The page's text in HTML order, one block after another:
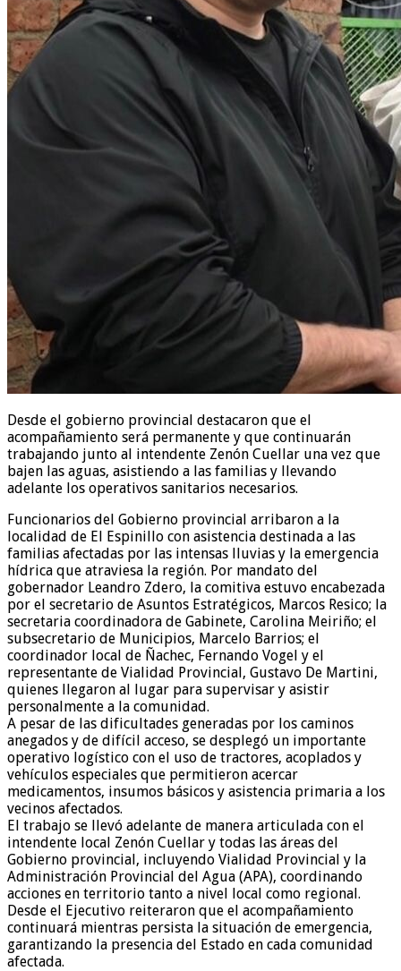
Desde el gobierno provincial destacaron que el
acompañamiento será permanente y que continuarán
trabajando junto al intendente Zenón Cuellar una vez que
bajen las aguas, asistiendo a las familias y llevando
adelante los operativos sanitarios necesarios.
Funcionarios del Gobierno provincial arribaron a la
localidad de El Espinillo con asistencia destinada a las
familias afectadas por las intensas lluvias y la emergencia
hídrica que atraviesa la región. Por mandato del
gobernador Leandro Zdero, la comitiva estuvo encabezada
por el secretario de Asuntos Estratégicos, Marcos Resico; la
secretaria coordinadora de Gabinete, Carolina Meiriño; el
subsecretario de Municipios, Marcelo Barrios; el
coordinador local de Ñachec, Fernando Vogel y el
representante de Vialidad Provincial, Gustavo De Martini,
quienes llegaron al lugar para supervisar y asistir
personalmente a la comunidad.
A pesar de las dificultades generadas por los caminos
anegados y de difícil acceso, se desplegó un importante
operativo logístico con el uso de tractores, acoplados y
vehículos especiales que permitieron acercar
medicamentos, insumos básicos y asistencia primaria a los
vecinos afectados.
El trabajo se llevó adelante de manera articulada con el
intendente local Zenón Cuellar y todas las áreas del
Gobierno provincial, incluyendo Vialidad Provincial y la
Administración Provincial del Agua (APA), coordinando
acciones en territorio tanto a nivel local como regional.
Desde el Ejecutivo reiteraron que el acompañamiento
continuará mientras persista la situación de emergencia,
garantizando la presencia del Estado en cada comunidad
afectada.